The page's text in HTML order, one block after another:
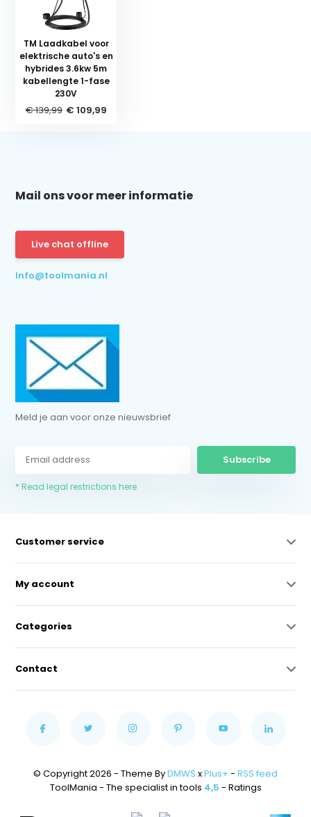
TM Laadkabel voor
elektrische auto's en
hybrides 3.6kw 5m
kabellengte 1-fase
230V
€ 139,99 € 109,99
Mail ons voor meer informatie
Live chat offline
Info@toolmania.nl
Meld je aan voor onze nieuwsbrief
Subscribe
* Read legal restrictions here
Customer service
My account
Categories
Contact
© Copyright 2026 - Theme ByDMWS xPlus+ - RSS feed
ToolMania - The specialist in tools 4,5 - Ratings
Schrijf je in voor onze nieuwsbrief:
* Read legal restrictions here